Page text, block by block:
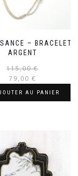
– BRACELET
ARGENT
115,00€
79,00 €
AU PANIER